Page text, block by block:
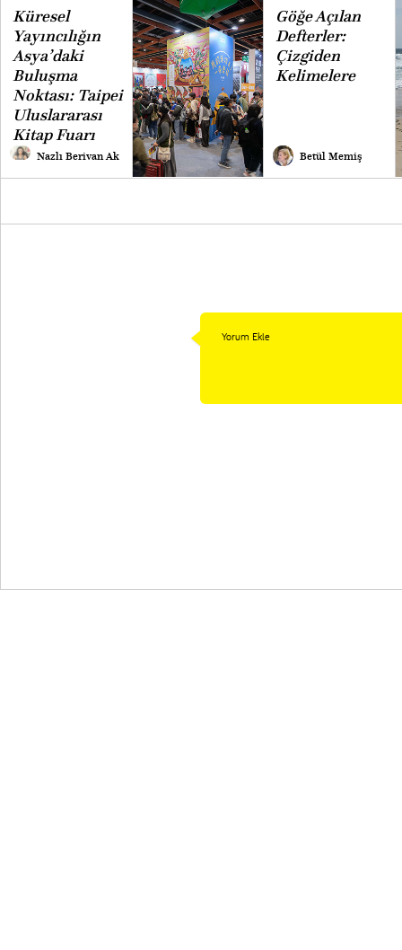
Küresel
Yayıncılığın
Asya’daki
Buluşma
Noktası: Taipei
Uluslararası
Kitap Fuarı
Nazlı Berivan Ak
Göğe Açılan
Defterler:
Çizgiden
Kelimelere
Betül Memiş